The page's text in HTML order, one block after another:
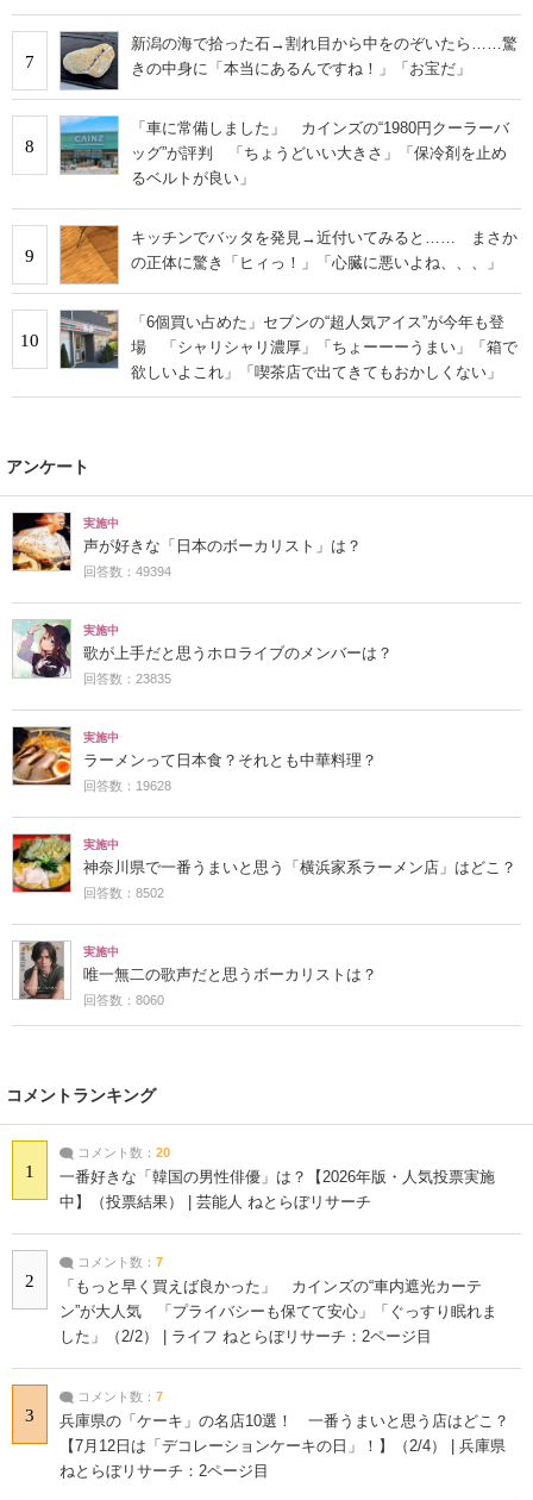
7
新潟の海で拾った石→割れ目から中をのぞいたら……驚
きの中身に「本当にあるんですね！」「お宝だ」
8
「車に常備しました」 カインズの“1980円クーラーバ
ッグ”が評判 「ちょうどいい大きさ」「保冷剤を止め
るベルトが良い」
9
キッチンでバッタを発見→近付いてみると…… まさか
の正体に驚き「ヒィっ！」「心臓に悪いよね、、、」
10
「6個買い占めた」セブンの“超人気アイス”が今年も登
場 「シャリシャリ濃厚」「ちょーーーうまい」「箱で
欲しいよこれ」「喫茶店で出てきてもおかしくない」
アンケート
実施中
声が好きな「日本のボーカリスト」は？
回答数：49394
実施中
歌が上手だと思うホロライブのメンバーは？
回答数：23835
実施中
ラーメンって日本食？それとも中華料理？
回答数：19628
実施中
神奈川県で一番うまいと思う「横浜家系ラーメン店」はどこ？
回答数：8502
実施中
唯一無二の歌声だと思うボーカリストは？
回答数：8060
コメントランキング
1
コメント数： 20
一番好きな「韓国の男性俳優」は？【2026年版・人気投票実施
中】（投票結果） | 芸能人 ねとらぼリサーチ
2
コメント数： 7
「もっと早く買えば良かった」 カインズの“車内遮光カーテ
ン”が大人気 「プライバシーも保てて安心」「ぐっすり眠れま
した」（2/2） | ライフ ねとらぼリサーチ：2ページ目
3
コメント数： 7
兵庫県の「ケーキ」の名店10選！ 一番うまいと思う店はどこ？
【7月12日は「デコレーションケーキの日」！】（2/4） | 兵庫県
ねとらぼリサーチ：2ページ目